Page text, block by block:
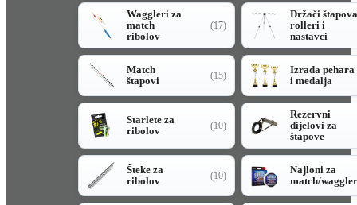
Waggleri za
match
ribolov
(17)
Držači štapova
rolleri i
nastavci
Match
štapovi
(15)
Izrada pehara
i medalja
Starlete za
ribolov
(10)
Rezervni
dijelovi za
štapove
Šteke za
ribolov
(10)
Najloni za
match/waggler